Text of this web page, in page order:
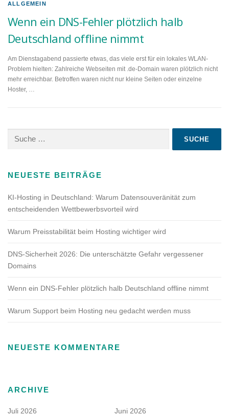
ALLGEMEIN
Wenn ein DNS-Fehler plötzlich halb
Deutschland offline nimmt
Am Dienstagabend passierte etwas, das viele erst für ein lokales WLAN-
Problem hielten: Zahlreiche Webseiten mit .de-Domain waren plötzlich nicht
mehr erreichbar. Betroffen waren nicht nur kleine Seiten oder einzelne
Hoster, …
nach:
NEUESTE BEITRÄGE
KI-Hosting in Deutschland: Warum Datensouveränität zum
entscheidenden Wettbewerbsvorteil wird
Warum Preisstabilität beim Hosting wichtiger wird
DNS-Sicherheit 2026: Die unterschätzte Gefahr vergessener
Domains
Wenn ein DNS-Fehler plötzlich halb Deutschland offline nimmt
Warum Support beim Hosting neu gedacht werden muss
NEUESTE KOMMENTARE
ARCHIVE
Juli 2026
Juni 2026